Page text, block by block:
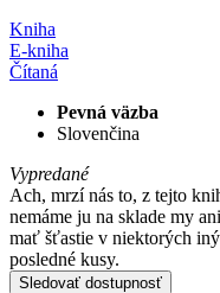
Kniha
E-kniha
Čítaná
Pevná väzba
Slovenčina
Vypredané
Ach, mrzí nás to, z tejto
nemáme ju na sklade my
mať šťastie v niektorých
posledné kusy.
Sledovať dostupnosť